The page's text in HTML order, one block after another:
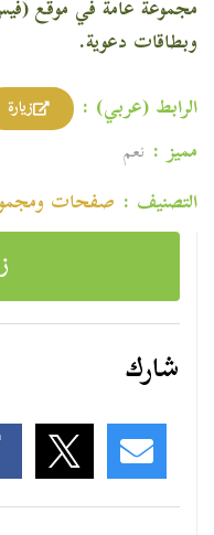
مجموعة عامة في موقع
وبطاقات دعوية.
الرابط (عربي) :
زيارة
مميز : نعم
التصنيف : صفحات
شارك